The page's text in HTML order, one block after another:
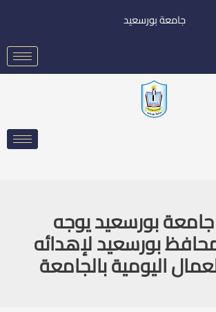
جامعة بورسعيد
بورسعيد يوجه
بورسعيد لإهدائه
اليومية بالجامعة